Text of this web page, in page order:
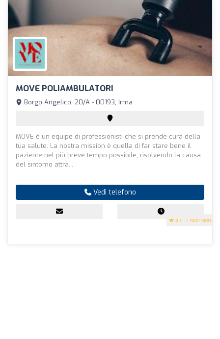
MOVE POLIAMBULATORI
5 (117 recensioni)
Borgo Angelico, 20/A - 00193, Irma
MOVE è un equipe di professionisti che si prende cura della
tua salute. La nostra mission è quella di far stare bene il
paziente nel più breve tempo possibile, risolvendo la causa
del sintomo attra...
Vedi telefono